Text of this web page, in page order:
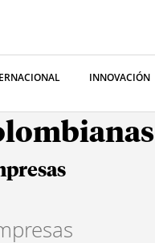
INNOVACIÓN